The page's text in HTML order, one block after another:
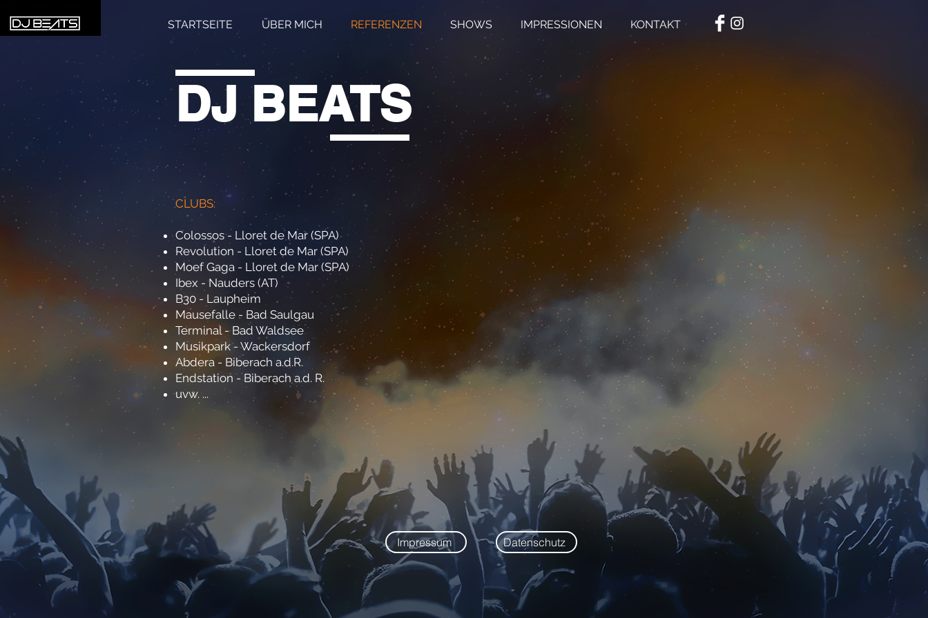
STARTSEITE ÜBER MICH REFERENZEN SHOWS IMPRESSIONEN KONTAKT
DJ BEATS
CLUBS:
Colossos - Lloret de Mar (SPA)
Revolution - Lloret de Mar (SPA)
Moef Gaga - Lloret de Mar (SPA)
Ibex - Nauders (AT)
B30 - Laupheim
Mausefalle - Bad Saulgau
Terminal - Bad Waldsee
Musikpark - Wackersdorf
Abdera - Biberach a.d.R.
Endstation - Biberach a.d. R.
uvw. ...
Impressum Datenschutz